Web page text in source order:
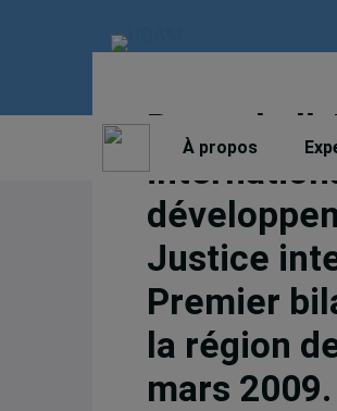
À propos
Broomhall,
Justice
Premier
la région
mars 2009.